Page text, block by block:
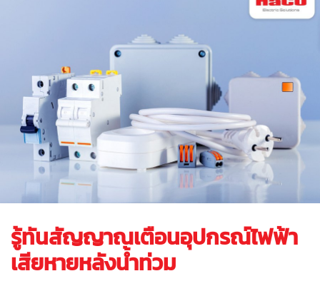
รู้ทันสัญญาณเตือนอุปกรณ์ไฟฟ้า
เสียหายหลังน้ำท่วม